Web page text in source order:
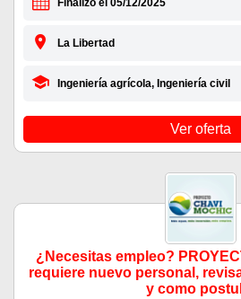
Finalizó el 05/12/2025
La Libertad
Ingeniería agrícola, Ingeniería civil
Ver oferta
¿Necesitas empleo?
requiere nuevo personal,
y como